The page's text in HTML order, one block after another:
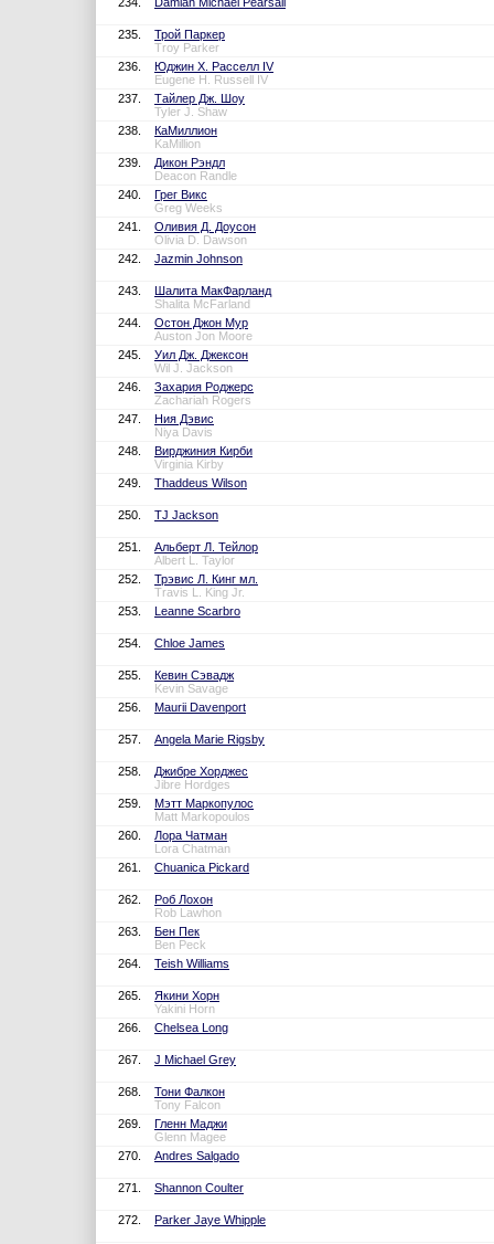
235.
Трой Паркер
Troy Parker
236.
Юджин Х. Расселл IV
Eugene H. Russell IV
237.
Тайлер Дж. Шоу
Tyler J. Shaw
238.
КаМиллион
KaMillion
239.
Дикон Рэндл
Deacon Randle
240.
Грег Викс
Greg Weeks
241.
Оливия Д. Доусон
Olivia D. Dawson
242.
Jazmin Johnson
243.
Шалита МакФарланд
Shalita McFarland
244.
Остон Джон Мур
Auston Jon Moore
245.
Уил Дж. Джексон
Wil J. Jackson
246.
Захария Роджерс
Zachariah Rogers
247.
Ния Дэвис
Niya Davis
248.
Вирджиния Кирби
Virginia Kirby
249.
Thaddeus Wilson
250. TJ Jackson
251.
Альберт Л. Тейлор
Albert L. Taylor
252.
Трэвис Л. Кинг мл.
Travis L. King Jr.
253.
Leanne Scarbro
254. Chloe James
255.
Кевин Сэвадж
Kevin Savage
256.
Maurii Davenport
257. Angela Marie Rigsby
258.
Джибре Хорджес
Jibre Hordges
259.
Мэтт Маркопулос
Matt Markopoulos
260.
Лора Чатман
Lora Chatman
261.
Chuanica Pickard
262.
Роб Лохон
Rob Lawhon
263.
Бен Пек
Ben Peck
264.
Teish Williams
265.
Якини Хорн
Yakini Horn
266.
Chelsea Long
267. J Michael Grey
268.
Тони Фалкон
Tony Falcon
269.
Гленн Маджи
Glenn Magee
270.
Andres Salgado
271. Shannon Coulter
272. Parker Jaye Whipple